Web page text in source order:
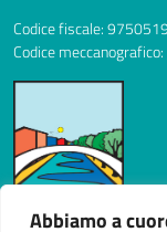
Abbiamo a
Codice fiscale:
Codice meccanografico: